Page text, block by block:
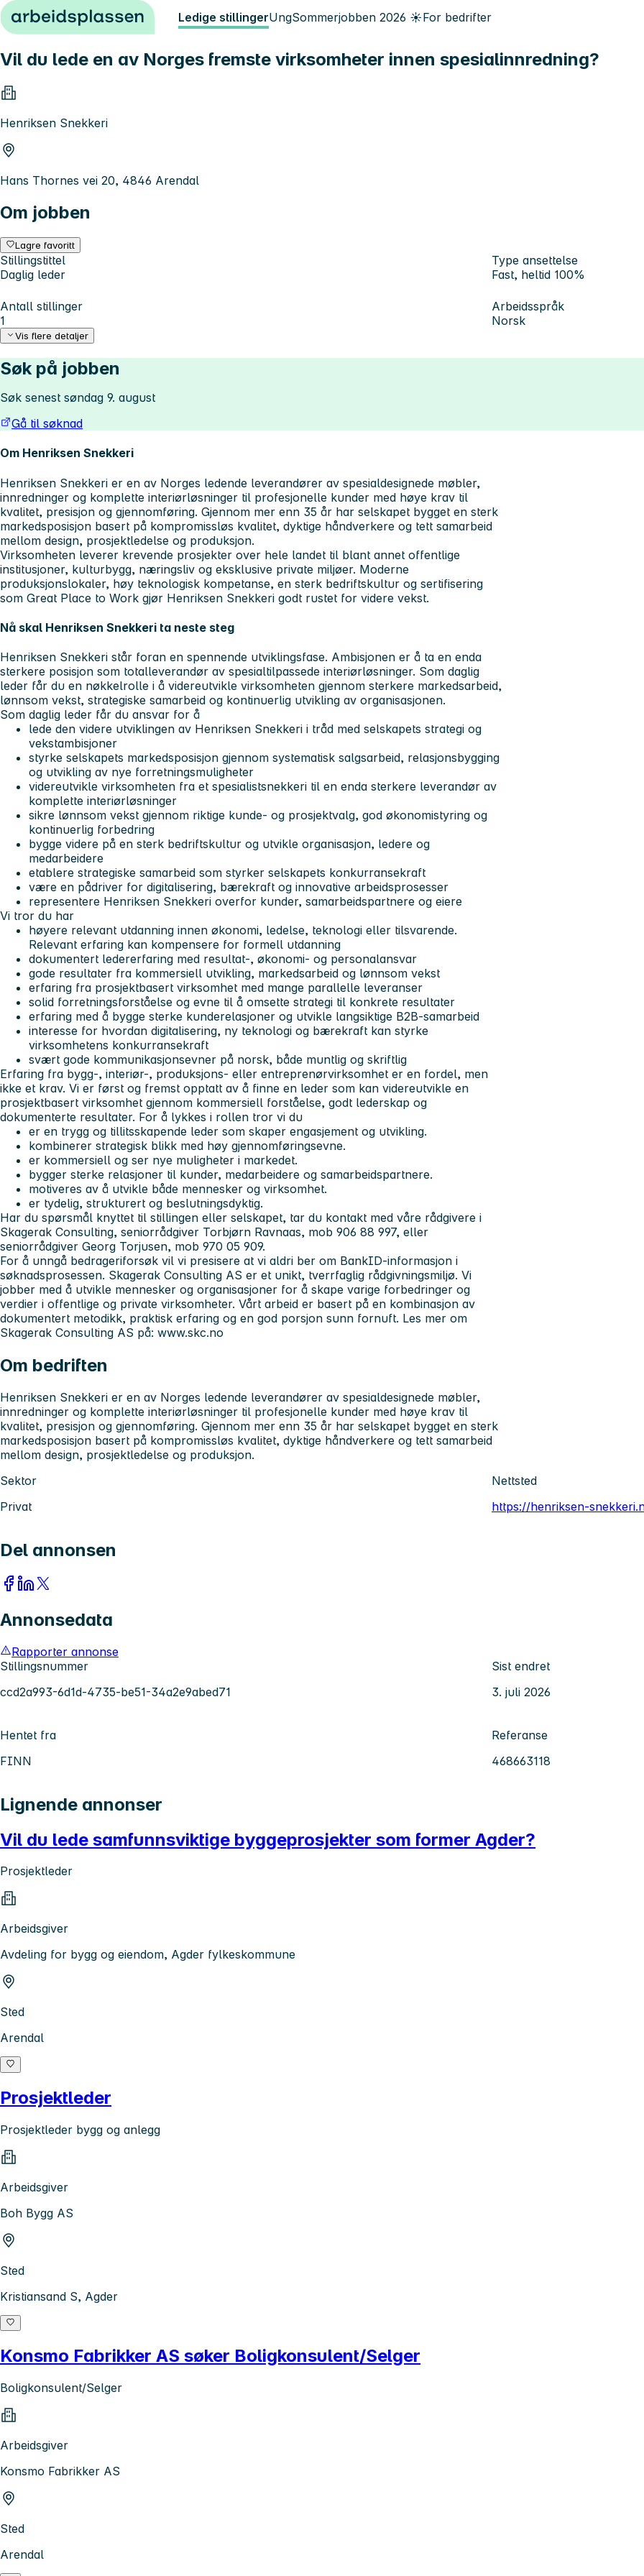
Hopp til innhold Ledige stillingerUngSommerjobben 2026 ☀️For bedrifter
Vil du lede en av Norges fremste virksomheter innen spesialinnredning?
Henriksen Snekkeri
Hans Thornes vei 20, 4846 Arendal
Om jobben
Lagre favoritt
Stillingstittel
Daglig leder
Type ansettelse
Fast, heltid 100%
Antall stillinger
1
Arbeidsspråk
Norsk
Vis flere detaljer
Søk på jobben
Søk senest søndag 9. august
Gå til søknad
Om Henriksen Snekkeri
Henriksen Snekkeri er en av Norges ledende leverandører av spesialdesignede møbler,
innredninger og komplette interiørløsninger til profesjonelle kunder med høye krav til
kvalitet, presisjon og gjennomføring. Gjennom mer enn 35 år har selskapet bygget en sterk
markedsposisjon basert på kompromissløs kvalitet, dyktige håndverkere og tett samarbeid
mellom design, prosjektledelse og produksjon.
Virksomheten leverer krevende prosjekter over hele landet til blant annet offentlige
institusjoner, kulturbygg, næringsliv og eksklusive private miljøer. Moderne
produksjonslokaler, høy teknologisk kompetanse, en sterk bedriftskultur og sertifisering
som Great Place to Work gjør Henriksen Snekkeri godt rustet for videre vekst.
Nå skal Henriksen Snekkeri ta neste steg
Henriksen Snekkeri står foran en spennende utviklingsfase. Ambisjonen er å ta en enda
sterkere posisjon som totalleverandør av spesialtilpassede interiørløsninger. Som daglig
leder får du en nøkkelrolle i å videreutvikle virksomheten gjennom sterkere markedsarbeid,
lønnsom vekst, strategiske samarbeid og kontinuerlig utvikling av organisasjonen.
Som daglig leder får du ansvar for å
lede den videre utviklingen av Henriksen Snekkeri i tråd med selskapets strategi og
vekstambisjoner
styrke selskapets markedsposisjon gjennom systematisk salgsarbeid, relasjonsbygging
og utvikling av nye forretningsmuligheter
videreutvikle virksomheten fra et spesialistsnekkeri til en enda sterkere leverandør av
komplette interiørløsninger
sikre lønnsom vekst gjennom riktige kunde- og prosjektvalg, god økonomistyring og
kontinuerlig forbedring
bygge videre på en sterk bedriftskultur og utvikle organisasjon, ledere og
medarbeidere
etablere strategiske samarbeid som styrker selskapets konkurransekraft
være en pådriver for digitalisering, bærekraft og innovative arbeidsprosesser
representere Henriksen Snekkeri overfor kunder, samarbeidspartnere og eiere
Vi tror du har
høyere relevant utdanning innen økonomi, ledelse, teknologi eller tilsvarende.
Relevant erfaring kan kompensere for formell utdanning
dokumentert ledererfaring med resultat-, økonomi- og personalansvar
gode resultater fra kommersiell utvikling, markedsarbeid og lønnsom vekst
erfaring fra prosjektbasert virksomhet med mange parallelle leveranser
solid forretningsforståelse og evne til å omsette strategi til konkrete resultater
erfaring med å bygge sterke kunderelasjoner og utvikle langsiktige B2B-samarbeid
interesse for hvordan digitalisering, ny teknologi og bærekraft kan styrke
virksomhetens konkurransekraft
svært gode kommunikasjonsevner på norsk, både muntlig og skriftlig
Erfaring fra bygg-, interiør-, produksjons- eller entreprenørvirksomhet er en fordel, men
ikke et krav. Vi er først og fremst opptatt av å finne en leder som kan videreutvikle en
prosjektbasert virksomhet gjennom kommersiell forståelse, godt lederskap og
dokumenterte resultater. For å lykkes i rollen tror vi du
er en trygg og tillitsskapende leder som skaper engasjement og utvikling.
kombinerer strategisk blikk med høy gjennomføringsevne.
er kommersiell og ser nye muligheter i markedet.
bygger sterke relasjoner til kunder, medarbeidere og samarbeidspartnere.
motiveres av å utvikle både mennesker og virksomhet.
er tydelig, strukturert og beslutningsdyktig.
Har du spørsmål knyttet til stillingen eller selskapet, tar du kontakt med våre rådgivere i
Skagerak Consulting, seniorrådgiver Torbjørn Ravnaas, mob 906 88 997, eller
seniorrådgiver Georg Torjusen, mob 970 05 909.
For å unngå bedrageriforsøk vil vi presisere at vi aldri ber om BankID-informasjon i
søknadsprosessen. Skagerak Consulting AS er et unikt, tverrfaglig rådgivningsmiljø. Vi
jobber med å utvikle mennesker og organisasjoner for å skape varige forbedringer og
verdier i offentlige og private virksomheter. Vårt arbeid er basert på en kombinasjon av
dokumentert metodikk, praktisk erfaring og en god porsjon sunn fornuft. Les mer om
Skagerak Consulting AS på: www.skc.no
Om bedriften
Henriksen Snekkeri er en av Norges ledende leverandører av spesialdesignede møbler,
innredninger og komplette interiørløsninger til profesjonelle kunder med høye krav til
kvalitet, presisjon og gjennomføring. Gjennom mer enn 35 år har selskapet bygget en sterk
markedsposisjon basert på kompromissløs kvalitet, dyktige håndverkere og tett samarbeid
mellom design, prosjektledelse og produksjon.
Sektor
Privat
Nettsted
https://henriksen-
Del annonsen
Annonsedata
Rapporter annonse
Stillingsnummer
ccd2a993-6d1d-4735-be51-34a2e9abed71
Sist endret
3. juli 2026
Hentet fra
FINN
Referanse
468663118
Lignende annonser
Vil du lede samfunnsviktige byggeprosjekter som former Agder?
Prosjektleder
Arbeidsgiver
Avdeling for bygg og eiendom, Agder fylkeskommune
Sted
Arendal
Prosjektleder
Prosjektleder bygg og anlegg
Arbeidsgiver
Boh Bygg AS
Sted
Kristiansand S, Agder
Konsmo Fabrikker AS søker Boligkonsulent/Selger
Boligkonsulent/Selger
Arbeidsgiver
Konsmo Fabrikker AS
Sted
Arendal